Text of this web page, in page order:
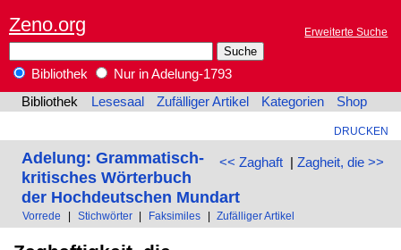
Zeno.org Erweiterte Suche
Bibliothek
Nur in Adelung-1793
Bibliothek
Lesesaal Zufälliger Artikel Kategorien Shop
DRUCKEN
<< Zaghaft| Zagheit, die >>
Adelung: Grammatisch-
kritisches Wörterbuch
der Hochdeutschen Mundart
Vorrede Stichwörter Faksimiles Zufälliger Artikel